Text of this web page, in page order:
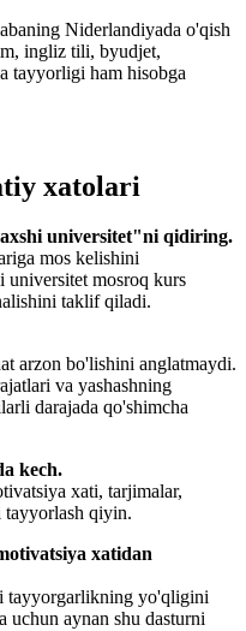
Niderlandiyada o'qish
ingliz tili, byudjet,
tayyorligi ham hisobga
xatolari
universitet"ni qidiring.
mos kelishini
universitet mosroq kurs
taklif qiladi.
arzon bo'lishini anglatmaydi.
va yashashning
darajada qo'shimcha
kech.
xati, tarjimalar,
tayyorlash qiyin.
xatidan
tayyorgarlikning yo'qligini
uchun aynan shu dasturni